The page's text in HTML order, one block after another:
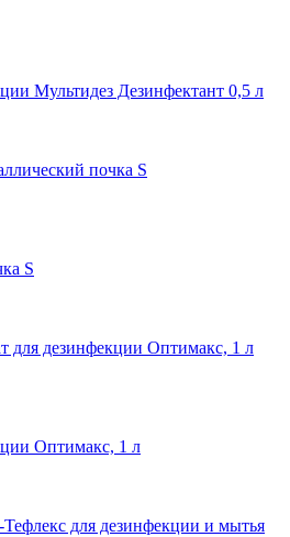
Мультидез Дезинфектант 0,5 л
S
Оптимакс, 1 л